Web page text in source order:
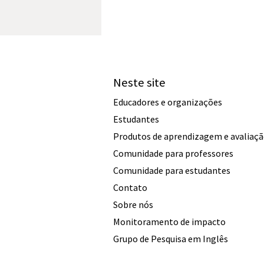
Neste site
Educadores e organizações
Estudantes
Produtos de aprendizagem e
Comunidade para professores
Comunidade para estudantes
Contato
Sobre nós
Monitoramento de impacto
Grupo de Pesquisa em Inglês